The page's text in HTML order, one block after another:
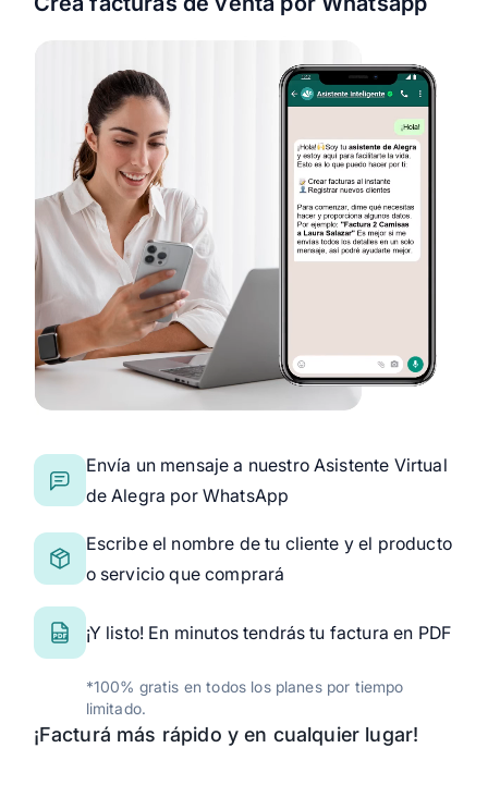
Envía un mensaje a nuestro Asistente Virtual
de Alegra por WhatsApp
Escribe el nombre de tu cliente y el producto
o servicio que comprará
¡Y listo! En minutos tendrás tu factura en PDF
*100% gratis en todos los planes por tiempo
limitado.
¡Facturá más rápido y en cualquier lugar!